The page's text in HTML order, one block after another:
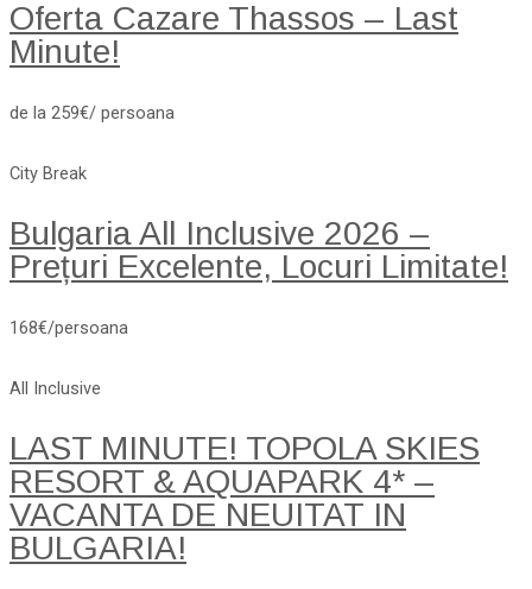
Oferta Cazare Thassos – Last
Minute!
de la 259€/ persoana
City Break
Bulgaria All Inclusive 2026 –
Prețuri Excelente, Locuri Limitate!
168€/persoana
All Inclusive
LAST MINUTE! TOPOLA SKIES
RESORT & AQUAPARK 4* –
VACANTA DE NEUITAT IN
BULGARIA!